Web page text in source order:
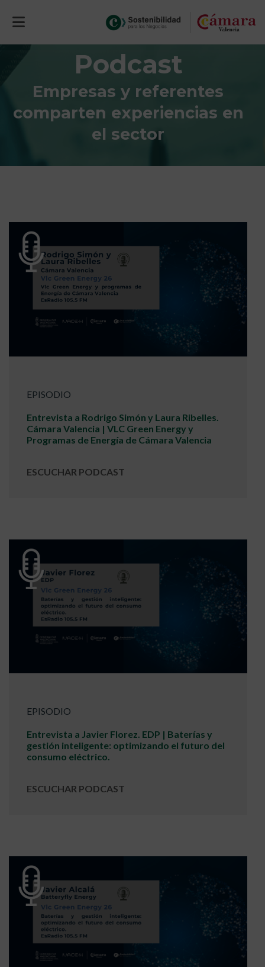
Podcast
Empresas y referentes
comparten experiencias en
el sector
EPISODIO
Entrevista a Rodrigo Simón y Laura Ribelles.
Cámara Valencia | VLC Green Energy y
Programas de Energía de Cámara Valencia
ESCUCHAR PODCAST
EPISODIO
Entrevista a Javier Florez. EDP | Baterías y
gestión inteligente: optimizando el futuro del
consumo eléctrico.
ESCUCHAR PODCAST